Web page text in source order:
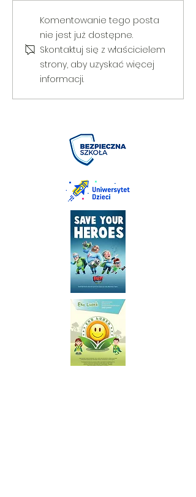
V Gminny Turniej Szachowy o
Puchar Burmistrza Bełżyc
Komentowanie tego posta
nie jest już dostępne.
Skontaktuj się z właścicielem
strony, aby uzyskać więcej
informacji.